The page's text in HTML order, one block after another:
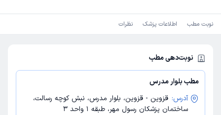
نوبت مطب اطلاعات پزشک نظرات
نوبت‌دهی مطب
مطب بلوار مدرس
آدرس: قزوین - قزوین، بلوار مدرس، نبش کوچه رسالت،
ساختمان پزشکان رسول مهر، طبقه 1 واحد 3